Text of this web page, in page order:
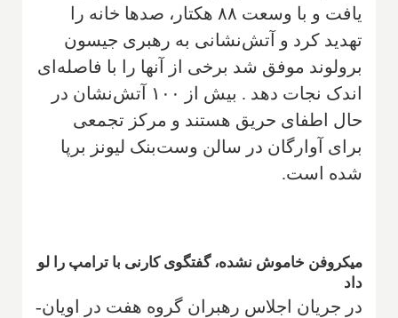
یافت و با وسعت ۸۸ هکتار، صدها خانه را
تهدید کرد و آتش‌نشانی به رهبری جیسون
برولوند موفق شد برخی از آنها را با فاصله‌ای
اندک نجات دهد . بیش از ۱۰۰ آتش‌نشان در
حال اطفای حریق هستند و مرکز تجمعی
برای آوارگان در سالن وست‌بنک لیونز برپا
شده است.
میکروفن خاموش نشده، گفتگوی کارنی با ترامپ را لو
داد
در جریان اجلاس رهبران گروه هفت در اویان-